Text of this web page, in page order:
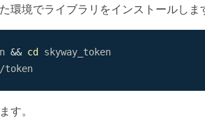
環境でライブラリをインストールしま
&& cd
token
す。